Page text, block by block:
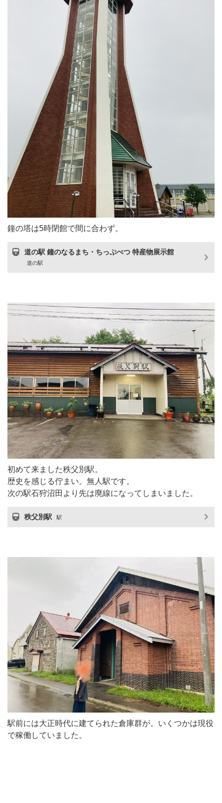
鐘の塔は5時閉館で間に合わず。
道の駅 鐘のなるまち・ちっぷべつ 特産物展示館
道の駅
初めて来ました秩父別駅。
歴史を感じる佇まい。無人駅です。
次の駅石狩沼田より先は廃線になってしまいました。
秩父別駅 駅
駅前には大正時代に建てられた倉庫群が。いくつかは現役
で稼働していました。